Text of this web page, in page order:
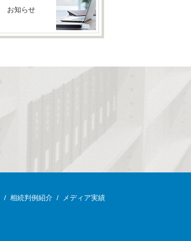
お知らせ
/ 相続判例紹介 /
メディア実績